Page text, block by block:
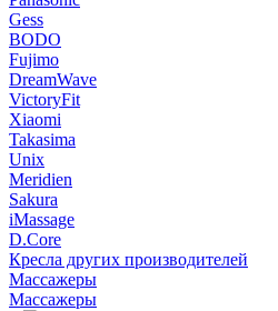
Gess
BODO
Fujimo
DreamWave
VictoryFit
Xiaomi
Takasima
Unix
Meridien
Sakura
iMassage
D.Core
Кресла других производителей
Массажеры
Массажеры